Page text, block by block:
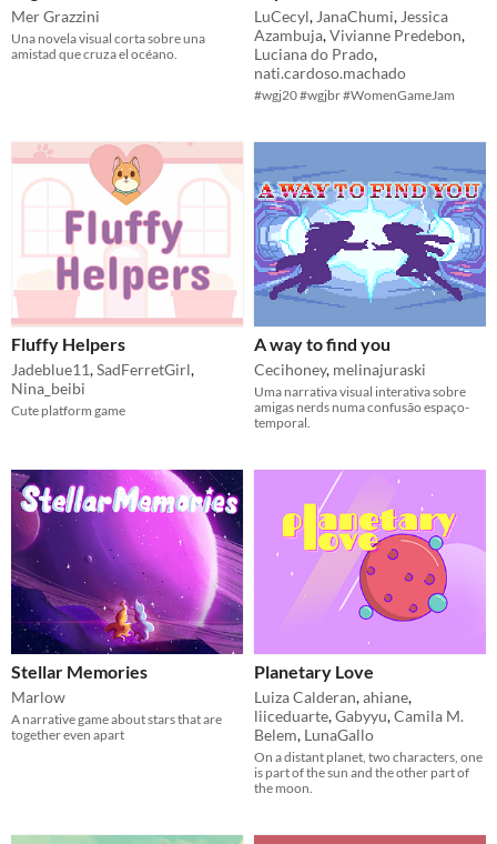
Mer Grazzini
Una novela visual corta sobre una
amistad que cruza el océano.
LuCecyl,JanaChumi,Jessica
Azambuja,Vivianne Predebon,
Luciana do Prado,
nati.cardoso.machado
#wgj20 #wgjbr #WomenGameJam
Fluffy Helpers
Jadeblue11,SadFerretGirl,
Nina_beibi
Cute platform game
A way to find you
Cecihoney, melinajuraski
Uma narrativa visual interativa sobre
amigas nerds numa confusão espaço-
temporal.
Stellar Memories
Marlow
A narrative game about stars that are
together even apart
Planetary Love
Luiza Calderan,ahiane,
liiceduarte,Gabyyu,Camila M.
Belem, LunaGallo
On a distant planet, two characters, one
is part of the sun and the other part of
the moon.